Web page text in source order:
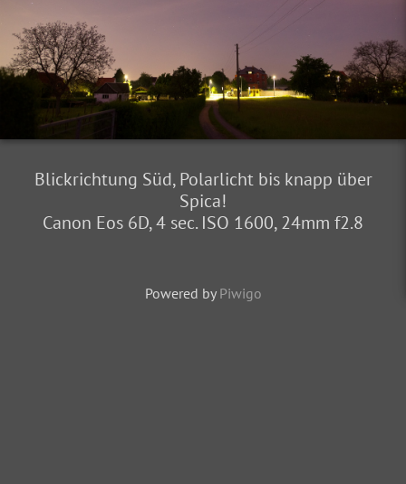
Blickrichtung Süd, Polarlicht bis knapp über
Spica!
Canon Eos 6D, 4 sec. ISO 1600, 24mm f2.8
Powered by Piwigo